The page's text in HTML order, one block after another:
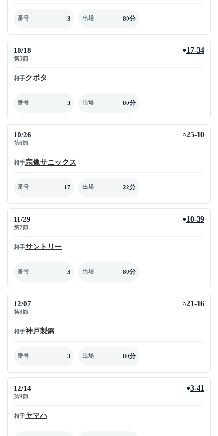
番号 3 出場 80分
10/18
第5節
●17-34
相手クボタ
番号 3 出場 80分
10/26
第6節
○25-10
相手宗像サニックス
番号 17 出場 22分
11/29
第7節
●10-39
相手サントリー
番号 3 出場 80分
12/07
第8節
○21-16
相手神戸製鋼
番号 3 出場 80分
12/14
第9節
●3-41
相手ヤマハ